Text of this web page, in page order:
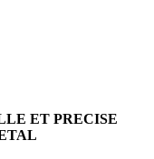
ET PRECISE